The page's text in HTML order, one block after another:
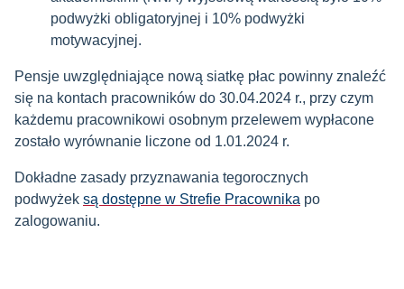
podwyżki obligatoryjnej i 10% podwyżki
motywacyjnej.
Pensje uwzględniające nową siatkę płac powinny znaleźć
się na kontach pracowników do 30.04.2024 r., przy czym
każdemu pracownikowi osobnym przelewem wypłacone
zostało wyrównanie liczone od 1.01.2024 r.
Dokładne zasady przyznawania tegorocznych
podwyżek są dostępne w Strefie Pracownika po
zalogowaniu.